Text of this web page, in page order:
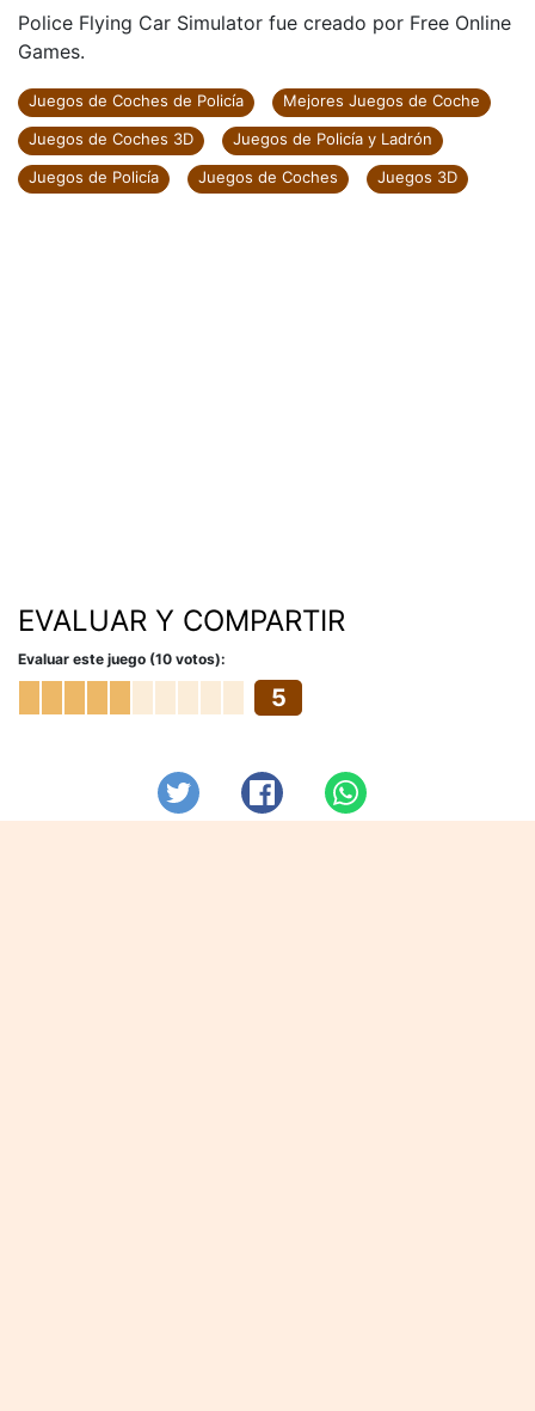
Police Flying Car Simulator fue creado por Free Online
Games.
Juegos de Coches de Policía
Mejores Juegos de Coche
Juegos de Coches 3D
Juegos de Policía y Ladrón
Juegos de Policía
Juegos de Coches Juegos 3D
EVALUAR Y COMPARTIR
Evaluar este juego (10 votos):
5